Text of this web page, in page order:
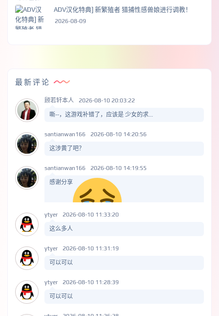
ADV汉化特典] 新繁殖者 猎捕性感兽娘进行调教！
2026-08-09
最新评论
顾若轩本人 2026-08-10 20:03:22
嘶--，这游戏补错了，应该是 少女的求...
santianwan166 2026-08-10 14:20:56
这涉黄了吧？
santianwan166 2026-08-10 14:19:55
感谢分享
ytyer 2026-08-10 11:33:20
这么多人
ytyer 2026-08-10 11:31:19
可以可以
ytyer 2026-08-10 11:28:39
可以可以